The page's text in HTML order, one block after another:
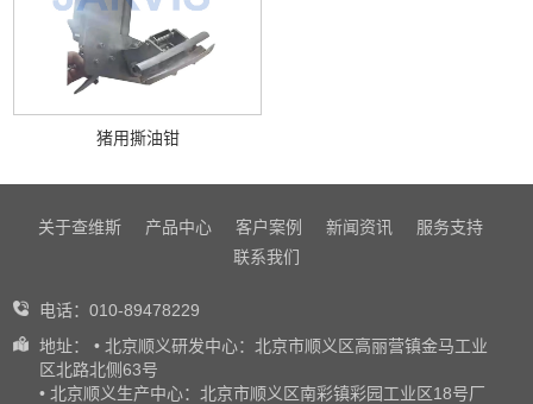
猪用撕油钳
关于查维斯 产品中心 客户案例 新闻资讯
服务支持
联系我们
电话：010-89478229
地址： • 北京顺义研发中心：北京市顺义区高丽营镇金马工业
区北路北侧63号
• 北京顺义生产中心：北京市顺义区南彩镇彩园工业区18号厂